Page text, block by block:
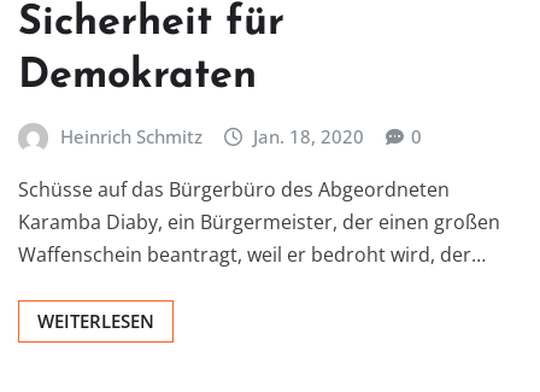
Sicherheit für
Demokraten
Heinrich Schmitz Jan. 18, 2020 0
Schüsse auf das Bürgerbüro des Abgeordneten
Karamba Diaby, ein Bürgermeister, der einen großen
Waffenschein beantragt, weil er bedroht wird, der…
WEITERLESEN